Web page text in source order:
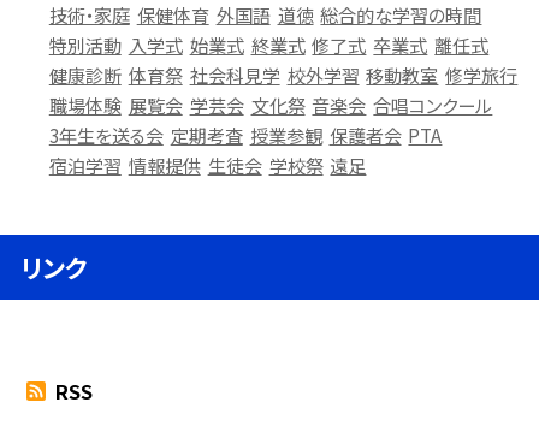
技術・家庭 保健体育 外国語 道徳 総合的な学習の時間
特別活動 入学式 始業式 終業式 修了式 卒業式 離任式
健康診断 体育祭 社会科見学 校外学習 移動教室 修学旅行
職場体験 展覧会 学芸会 文化祭 音楽会 合唱コンクール
3年生を送る会 定期考査 授業参観 保護者会 PTA
宿泊学習 情報提供 生徒会 学校祭 遠足
リンク
RSS